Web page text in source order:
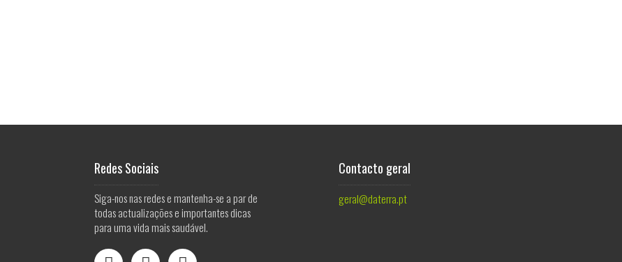
Redes Sociais
Siga-nos nas redes e mantenha-se a par de
todas actualizações e importantes dicas
para uma vida mais saudável.
Contacto geral
geral@daterra.pt